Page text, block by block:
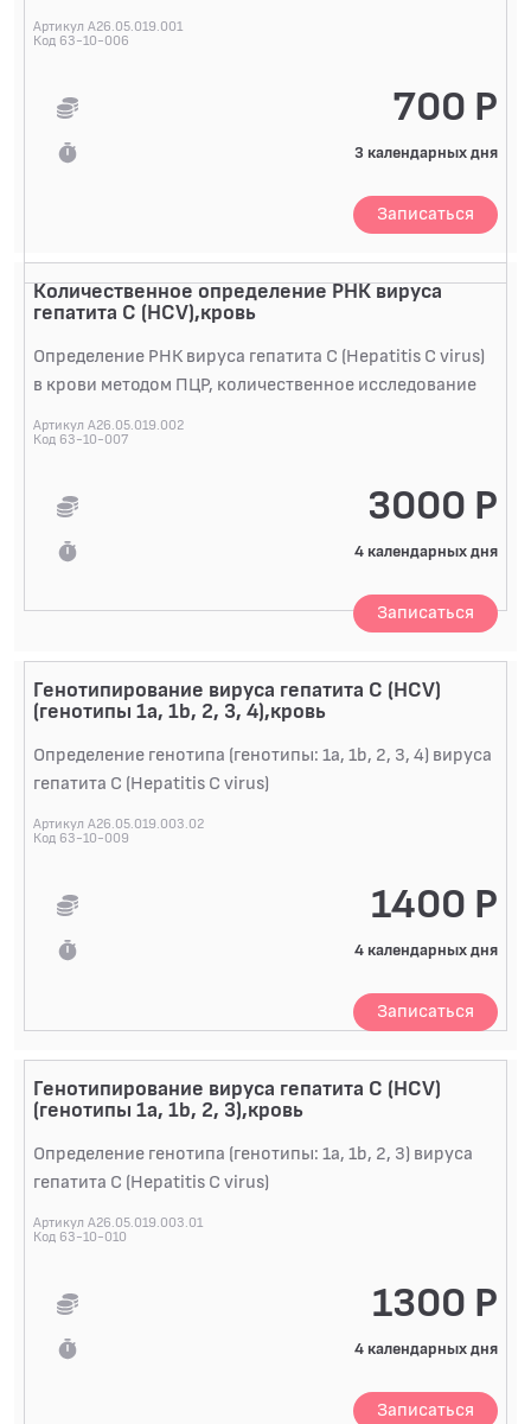
Артикул A26.05.019.001
Код 63-10-006
700 Р
3 календарных дня
Записаться
Количественное определение РНК вируса
гепатита C (HCV),кровь
Определение РНК вируса гепатита C (Hepatitis C virus)
в крови методом ПЦР, количественное исследование
Артикул A26.05.019.002
Код 63-10-007
3000 Р
4 календарных дня
Записаться
Генотипирование вируса гепатита С (HCV)
(генотипы 1а, 1b, 2, 3, 4),кровь
Определение генотипа (генотипы: 1а, 1b, 2, 3, 4) вируса
гепатита C (Hepatitis C virus)
Артикул A26.05.019.003.02
Код 63-10-009
1400 Р
4 календарных дня
Записаться
Генотипирование вируса гепатита С (HCV)
(генотипы 1а, 1b, 2, 3),кровь
Определение генотипа (генотипы: 1а, 1b, 2, 3) вируса
гепатита C (Hepatitis C virus)
Артикул A26.05.019.003.01
Код 63-10-010
1300 Р
4 календарных дня
Записаться